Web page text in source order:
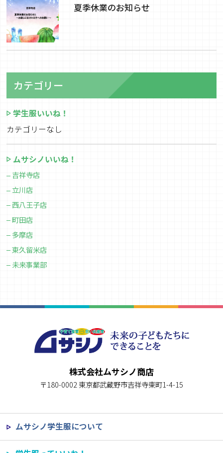
夏季休業のお知らせ
カテゴリー
学生服いいね！
カテゴリーなし
ムサシノいいね！
吉祥寺店
立川店
西八王子店
町田店
多摩店
東久留米店
未来事業部
株式会社ムサシノ商店
〒180-0002 東京都武蔵野市吉祥寺東町1-4-15
ムサシノ学生服について